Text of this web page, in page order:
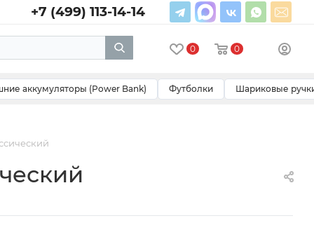
+7 (499) 113-14-14
0 0
аккумуляторы (Power Bank) Футболки Шариковые